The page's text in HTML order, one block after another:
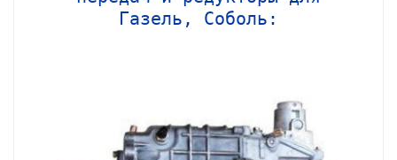
Газель, Соболь: